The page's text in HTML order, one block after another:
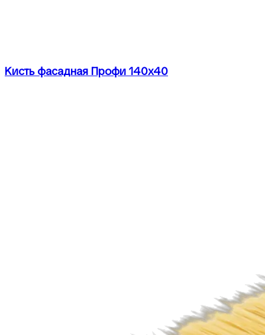
Кисть фасадная Профи 140х40